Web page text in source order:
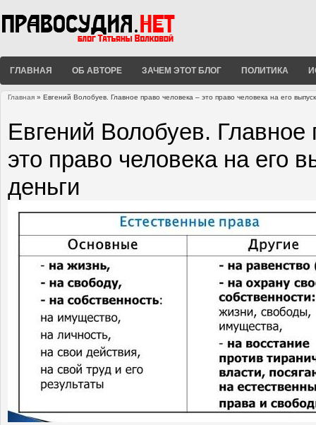
ГЛАВНАЯ ОБ АВТОРЕ ЗАЧЕМ ЭТОТ БЛОГ ПОЛИТИКА
Главная » Евгений Волобуев. Главное право человека – это право человека на его
Евгений Волобуев. Главное
это право человека на его
деньги